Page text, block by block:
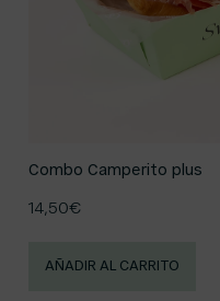
Combo Camperito plus
14,50€
AÑADIR AL CARRITO